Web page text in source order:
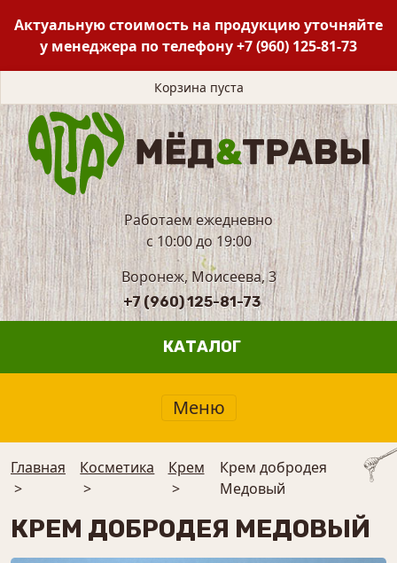
Актуальную стоимость на продукцию уточняйте
у менеджера по телефону+7 (960) 125-81-73
Корзина пуста
Работаем ежедневно
с 10:00 до 19:00
Воронеж, Моисеева, 3
+7 (960) 125-81-73
КАТАЛОГ
Меню
Главная
>
Косметика
>
Крем
>
Крем добродея
Медовый
КРЕМ ДОБРОДЕЯ МЕДОВЫЙ